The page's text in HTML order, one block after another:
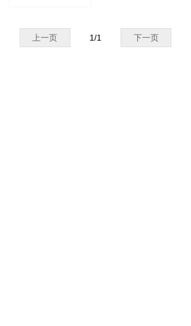
上一页 下一页
1/1